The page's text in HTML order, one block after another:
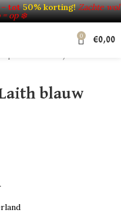
– tot50% korting! Zachte wol
= op ❄️
0 €0,00
blauw